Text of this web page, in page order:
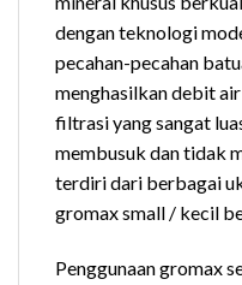
dengan teknologi
pecahan-pecahan
menghasilkan debit
filtrasi yang sangat
membusuk dan tidak
terdiri dari berbagai
gromax small / kecil
Penggunaan gromax